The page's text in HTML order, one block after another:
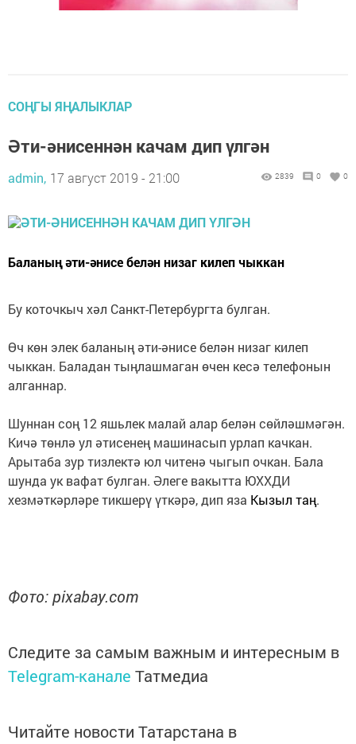
СОҢГЫ ЯҢАЛЫКЛАР
Әти-әнисеннән качам дип үлгән
admin, 17 август 2019 - 21:00 2839 0 0
Баланың әти-әнисе белән низаг килеп чыккан
Бу коточкыч хәл Санкт-Петербургта булган.
Өч көн элек баланың әти-әнисе белән низаг килеп
чыккан. Баладан тыңлашмаган өчен кесә телефонын
алганнар.
Шуннан соң 12 яшьлек малай алар белән сөйләшмәгән.
Кичә төнлә ул әтисенең машинасып урлап качкан.
Арытаба зур тизлектә юл читенә чыгып очкан. Бала
шунда ук вафат булган. Әлеге вакытта ЮХХДИ
хезмәткәрләре тикшерү үткәрә, дип яза Кызыл таң.
Фото: pixabay.com
Следите за самым важным и интересным в
Telegram-канале Татмедиа
Читайте новости Татарстана в